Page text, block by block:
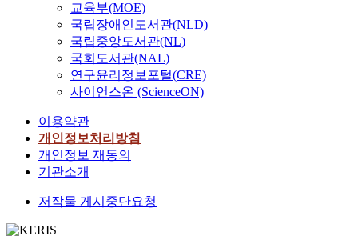
교육부(MOE)
국립장애인도서관(NLD)
국립중앙도서관(NL)
국회도서관(NAL)
연구윤리정보포털(CRE)
사이언스온 (ScienceON)
이용약관
개인정보처리방침
개인정보 재동의
기관소개
저작물 게시중단요청